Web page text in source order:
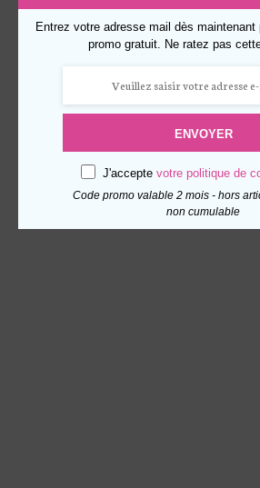
Entrez votre adresse mail dès maintenant
promo gratuit. Ne ratez pas
ENVOYER
J'accepte votre politique de
Code promo valable 2 mois - hors
non cumulable